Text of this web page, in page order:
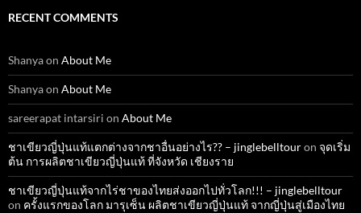
RECENT COMMENTS
Shanyaon About Me
Shanyaon About Me
sareerapat intarsiri on About Me
ชาเขียวญี่ปุ่นแท้แตกต่างจากชาอื่นอย่างไร?? – jinglebelltouron จุดเริ่ม
ต้น การผลิตชาเขียวญี่ปุ่นแท้ ที่จังหวัด เชียงราย
ชาเขียวญี่ปุ่นแท้จากไร่ชาของไทยส่งออกไปทั่วโลก!!! – jinglebelltour
on ครั้งแรกของโลก มารุเซ็น ผลิตชาเขียวญี่ปุ่นแท้ จากญี่ปุ่นสู่เมืองไทย